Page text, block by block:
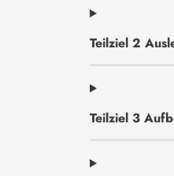
Teilziel 2
Teilziel 3